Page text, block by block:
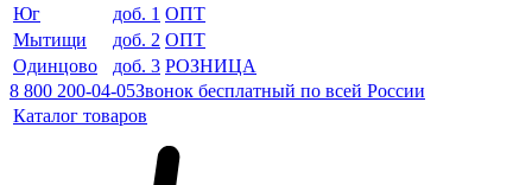
Юг
доб. 1 ОПТ
Мытищи
доб. 2 ОПТ
Одинцово
доб. 3 РОЗНИЦА
8 800 200-04-05Звонок бесплатный по всей России
Каталог товаров